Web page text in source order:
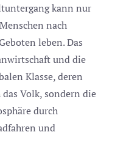
kann nur
nach
leben. Das
und die
Klasse, deren
Volk, sondern die
durch
und